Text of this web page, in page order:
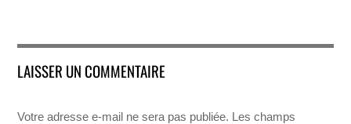
LAISSER UN COMMENTAIRE
Votre adresse e-mail ne sera pas publiée. Les champs